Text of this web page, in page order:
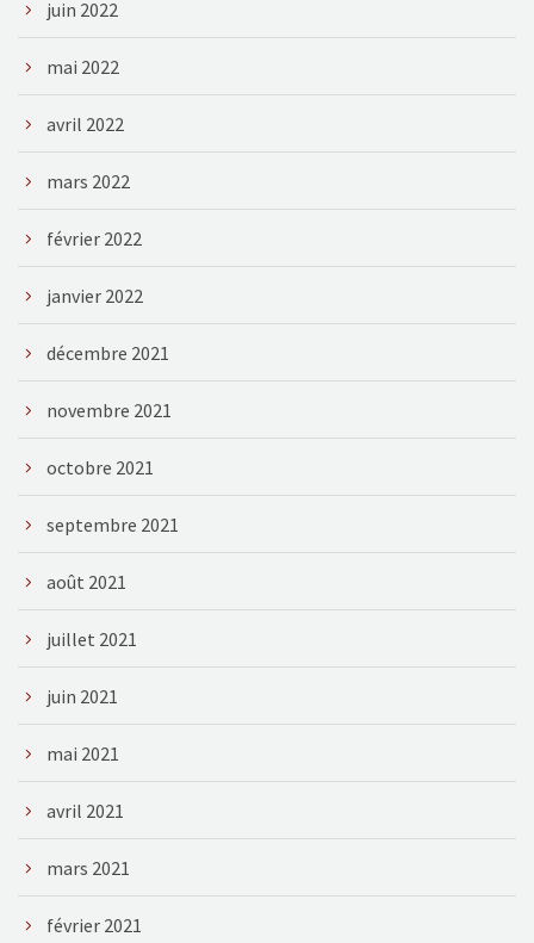
juin 2022
mai 2022
avril 2022
mars 2022
février 2022
janvier 2022
décembre 2021
novembre 2021
octobre 2021
septembre 2021
août 2021
juillet 2021
juin 2021
mai 2021
avril 2021
mars 2021
février 2021